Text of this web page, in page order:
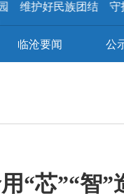
护好民族团结 守护好
临沧要闻 公
“芯”“智”